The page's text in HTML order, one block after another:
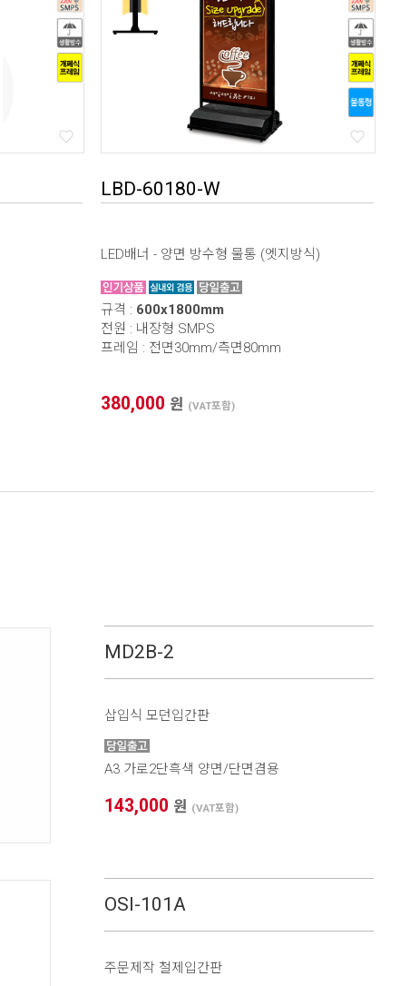
LBD-60180-W
LED배너 - 양면 방수형 물통 (엣지방식)
규격 : 600x1800mm
전원 : 내장형 SMPS
프레임 : 전면30mm/측면80mm
380,000 원 (VAT포함)
MD2B-2
삽입식 모던입간판
A3 가로2단흑색 양면/단면겸용
143,000 원 (VAT포함)
OSI-101A
주문제작 철제입간판